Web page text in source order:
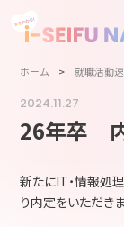
ホーム >就職活動
2024.11.27
26年卒
新たにIT・情報処
り内定をいただき